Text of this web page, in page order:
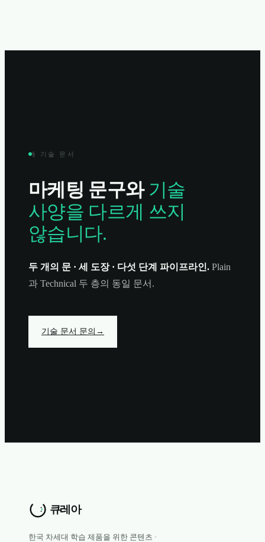
§ 기술 문서
마케팅 문구와 기술
사양을 다르게 쓰지
않습니다.
두 개의 문 · 세 도장 · 다섯 단계 파이프라인. Plain
과 Technical 두 층의 동일 문서.
기술 문서 문의 →
한국 차세대 학습 제품을 위한 콘텐츠 ·